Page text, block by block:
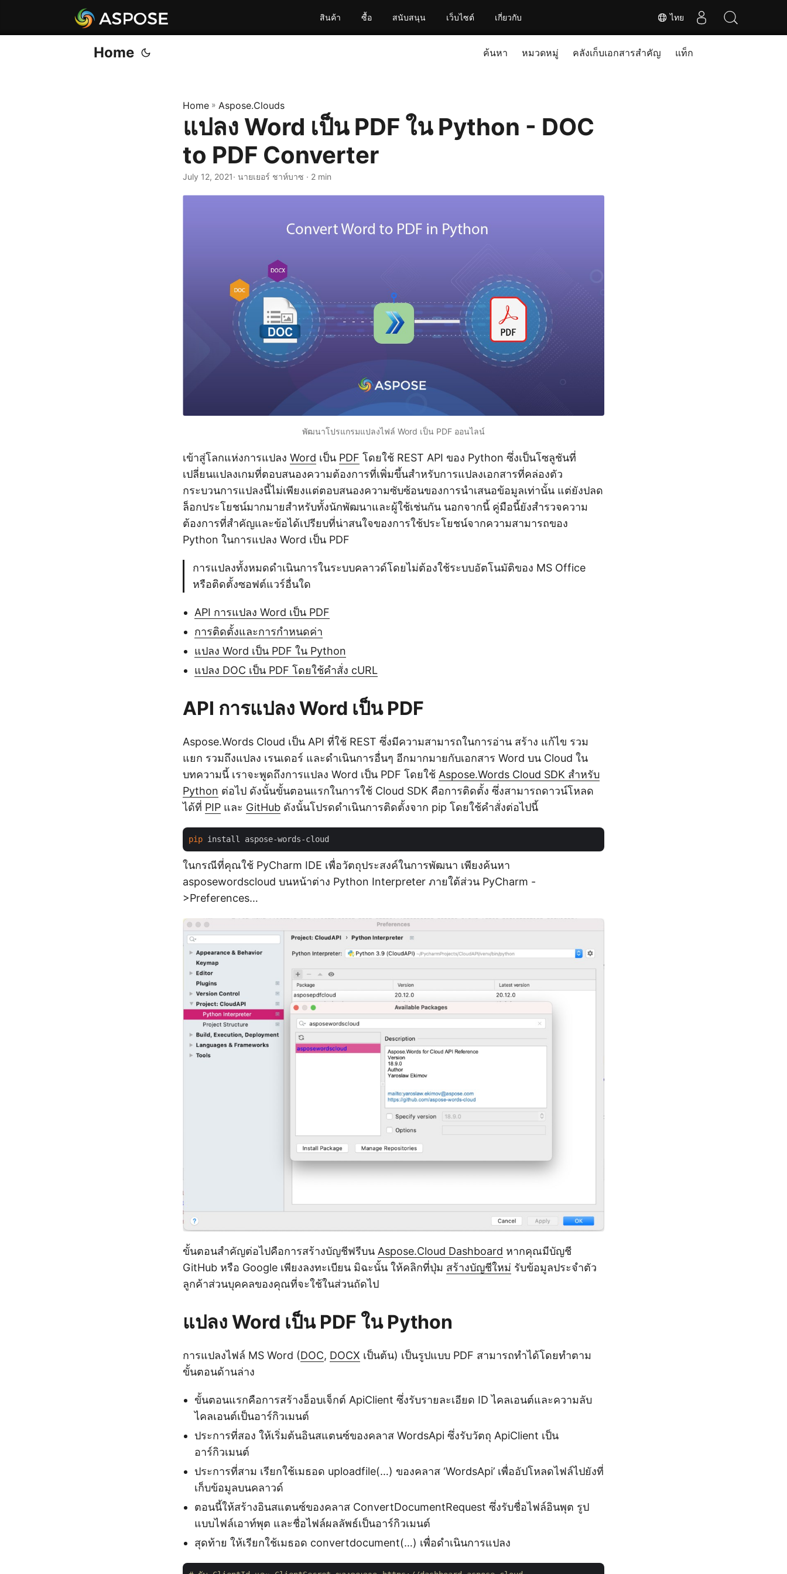
ไทย
สินค้า ซื้อ สนับสนุน เว็บไซต์ เกี่ยวกับ
Home ค้นหา หมวดหมู่ คลังเก็บเอกสารสำคัญ แท็ก
Home » Aspose.Clouds
แปลง Word เป็น PDF ใน Python - DOC
to PDF Converter
July 12, 2021· นายเยอร์ ชาห์บาซ · 2 min
พัฒนาโปรแกรมแปลงไฟล์ Word เป็น PDF ออนไลน์
เข้าสู่โลกแห่งการแปลง Word เป็น PDF โดยใช้ REST API ของ Python ซึ่งเป็นโซลูชันที่
เปลี่ยนแปลงเกมที่ตอบสนองความต้องการที่เพิ่มขึ้นสำหรับการแปลงเอกสารที่คล่องตัว
กระบวนการแปลงนี้ไม่เพียงแต่ตอบสนองความซับซ้อนของการนำเสนอข้อมูลเท่านั้น แต่ยังปลด
ล็อกประโยชน์มากมายสำหรับทั้งนักพัฒนาและผู้ใช้เช่นกัน นอกจากนี้ คู่มือนี้ยังสำรวจความ
ต้องการที่สำคัญและข้อได้เปรียบที่น่าสนใจของการใช้ประโยชน์จากความสามารถของ
Python ในการแปลง Word เป็น PDF
การแปลงทั้งหมดดำเนินการในระบบคลาวด์โดยไม่ต้องใช้ระบบอัตโนมัติของ MS Office
หรือติดตั้งซอฟต์แวร์อื่นใด
API การแปลง Word เป็น PDF
การติดตั้งและการกำหนดค่า
แปลง Word เป็น PDF ใน Python
แปลง DOC เป็น PDF โดยใช้คำสั่ง cURL
API การแปลง Word เป็น PDF
Aspose.Words Cloud เป็น API ที่ใช้ REST ซึ่งมีความสามารถในการอ่าน สร้าง แก้ไข รวม
แยก รวมถึงแปลง เรนเดอร์ และดำเนินการอื่นๆ อีกมากมายกับเอกสาร Word บน Cloud ใน
บทความนี้ เราจะพูดถึงการแปลง Word เป็น PDF โดยใช้ Aspose.Words Cloud SDK สำหรับ
Python ต่อไป ดังนั้นขั้นตอนแรกในการใช้ Cloud SDK คือการติดตั้ง ซึ่งสามารถดาวน์โหลด
ได้ที่ PIP และ GitHub ดังนั้นโปรดดำเนินการติดตั้งจาก pip โดยใช้คำสั่งต่อไปนี้
pip
ในกรณีที่คุณใช้ PyCharm IDE เพื่อวัตถุประสงค์ในการพัฒนา เพียงค้นหา
asposewordscloud บนหน้าต่าง Python Interpreter ภายใต้ส่วน PyCharm -
>Preferences…
ขั้นตอนสำคัญต่อไปคือการสร้างบัญชีฟรีบน Aspose.Cloud Dashboard หากคุณมีบัญชี
GitHub หรือ Google เพียงลงทะเบียน มิฉะนั้น ให้คลิกที่ปุ่ม สร้างบัญชีใหม่ รับข้อมูลประจำตัว
ลูกค้าส่วนบุคคลของคุณที่จะใช้ในส่วนถัดไป
แปลง Word เป็น PDF ใน Python
การแปลงไฟล์ MS Word (DOC, DOCX เป็นต้น) เป็นรูปแบบ PDF สามารถทำได้โดยทำตาม
ขั้นตอนด้านล่าง
ขั้นตอนแรกคือการสร้างอ็อบเจ็กต์ ApiClient ซึ่งรับรายละเอียด ID ไคลเอนต์และความลับ
ไคลเอนต์เป็นอาร์กิวเมนต์
ประการที่สอง ให้เริ่มต้นอินสแตนซ์ของคลาส WordsApi ซึ่งรับวัตถุ ApiClient เป็น
อาร์กิวเมนต์
ประการที่สาม เรียกใช้เมธอด uploadfile(…) ของคลาส ‘WordsApi’ เพื่ออัปโหลดไฟล์ไปยังที่
เก็บข้อมูลบนคลาวด์
ตอนนี้ให้สร้างอินสแตนซ์ของคลาส ConvertDocumentRequest ซึ่งรับชื่อไฟล์อินพุต รูป
แบบไฟล์เอาท์พุต และชื่อไฟล์ผลลัพธ์เป็นอาร์กิวเมนต์
สุดท้าย ให้เรียกใช้เมธอด convertdocument(…) เพื่อดำเนินการแปลง